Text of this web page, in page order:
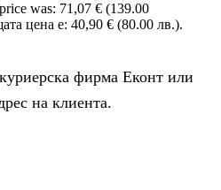
was: 71,07 € (139.00
цена е: 40,90 € (80.00 лв.).
фирма Еконт или
на клиента.